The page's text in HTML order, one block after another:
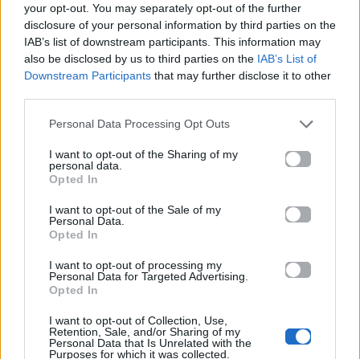
your opt-out. You may separately opt-out of the further
disclosure of your personal information by third parties on the
IAB’s list of downstream participants. This information may
also be disclosed by us to third parties on the IAB’s List of
Downstream Participants that may further disclose it to other
Personal Data Processing Opt Outs
I want to opt-out of the Sharing of my
personal data.
Opted In
I want to opt-out of the Sale of my
Personal Data.
Opted In
I want to opt-out of processing my
Personal Data for Targeted Advertising.
Opted In
I want to opt-out of Collection, Use,
Retention, Sale, and/or Sharing of my
Personal Data that Is Unrelated with the
Purposes for which it was collected.
Life
Πού να μην
κολυμπήσεις στην
Αττική: Οι 29
ακατάλληλες παραλίες
25.06.2026
Life
AKTOR: Δίπλα στους
νέους επιστήμονες με
το πρόγραμμα
υποτροφιών
04.06.2026
EUROVISION Go out